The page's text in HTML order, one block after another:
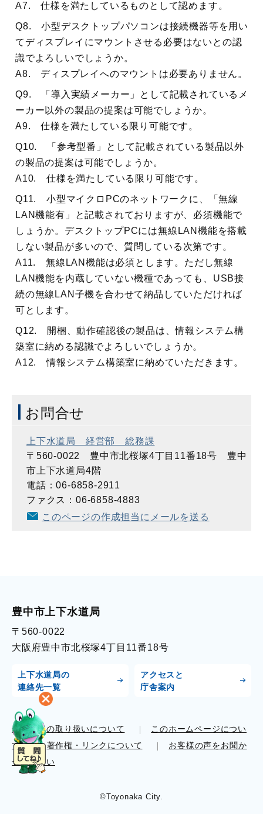
A7. 仕様を満たしているものとして認めます。
Q8. 小型デスクトップパソコンは接続機器等を用い
てディスプレイにマウントさせる必要はないとの認
識でよろしいでしょうか。
A8. ディスプレイへのマウントは必要ありません。
Q9. 「導入実績メーカー」として記載されているメ
ーカー以外の製品の提案は可能でしょうか。
A9. 仕様を満たしている限り可能です。
Q10. 「参考型番」として記載されている製品以外
の製品の提案は可能でしょうか。
A10. 仕様を満たしている限り可能です。
Q11. 小型マイクロPCのネットワークに、「無線
LAN機能有」と記載されておりますが、必須機能で
しょうか。デスクトップPCには無線LAN機能を搭載
しない製品が多いので、質問している次第です。
A11. 無線LAN機能は必須とします。ただし無線
LAN機能を内蔵していない機種であっても、USB接
続の無線LAN子機を合わせて納品していただければ
可とします。
Q12. 開梱、動作確認後の製品は、情報システム構
築室に納める認識でよろしいでしょうか。
A12. 情報システム構築室に納めていただきます。
お問合せ
上下水道局 経営部 総務課
〒560-0022 豊中市北桜塚4丁目11番18号 豊中
市上下水道局4階
電話：06-6858-2911
ファクス：06-6858-4883
このページの作成担当にメールを送る
豊中市上下水道局
〒560-0022
大阪府豊中市北桜塚4丁目11番18号
上下水道局の
連絡先一覧
アクセスと
庁舎案内
個人情報の取り扱いについて
このホームページについ
て
著作権・リンクについて
お客様の声をお聞か
せください
©Toyonaka City.